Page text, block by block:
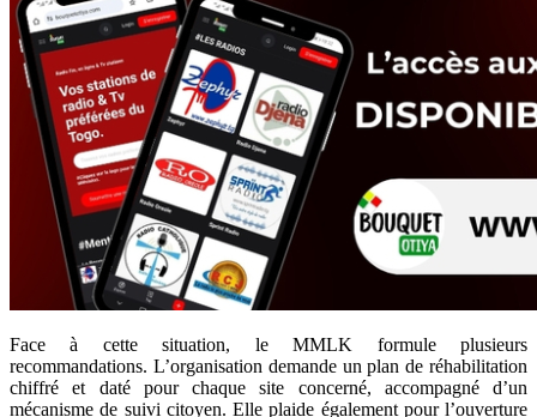
Face à cette situation, le MMLK formule plusieurs
recommandations. L’organisation demande un plan de réhabilitation
chiffré et daté pour chaque site concerné, accompagné d’un
mécanisme de suivi citoyen. Elle plaide également pour l’ouverture